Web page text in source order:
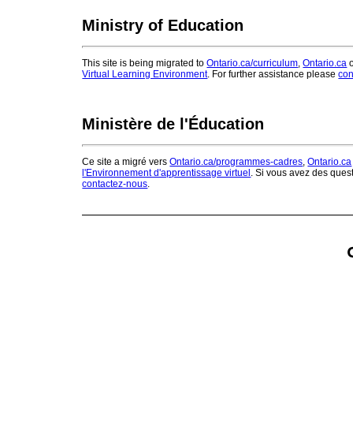
Ministry of Education
This site is being migrated toOntario.ca/curriculum ,Ontario.ca
Virtual Learning Environment. For further assistance please
Ministère de l'Éducation
Ce site a migré versOntario.ca/programmes-cadres ,Ontario.ca
l'Environnement d'apprentissage virtuel . Si vous avez des
contactez-nous